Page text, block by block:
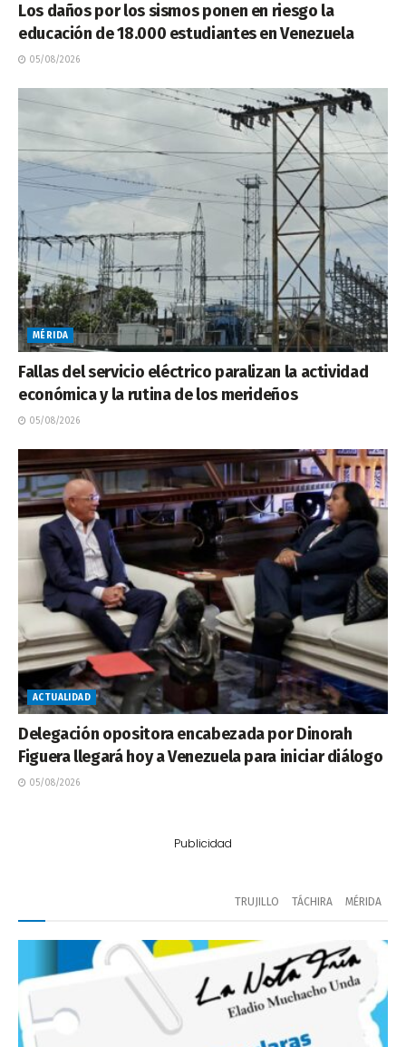
Los daños por los sismos ponen en riesgo la
educación de 18.000 estudiantes en Venezuela
05/08/2026
MÉRIDA
Fallas del servicio eléctrico paralizan la actividad
económica y la rutina de los merideños
05/08/2026
ACTUALIDAD
Delegación opositora encabezada por Dinorah
Figuera llegará hoy a Venezuela para iniciar diálogo
05/08/2026
Publicidad
TRUJILLO TÁCHIRA MÉRIDA